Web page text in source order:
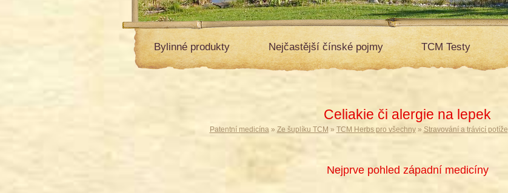
Bylinné produkty Nejčastější čínské pojmy TCM Testy
Celiakie či alergie na lepek
Patentní medicína » Ze šuplíku TCM » TCM Herbs pro všechny» Stravování a trávicí potíže
Nejprve pohled západní medicíny